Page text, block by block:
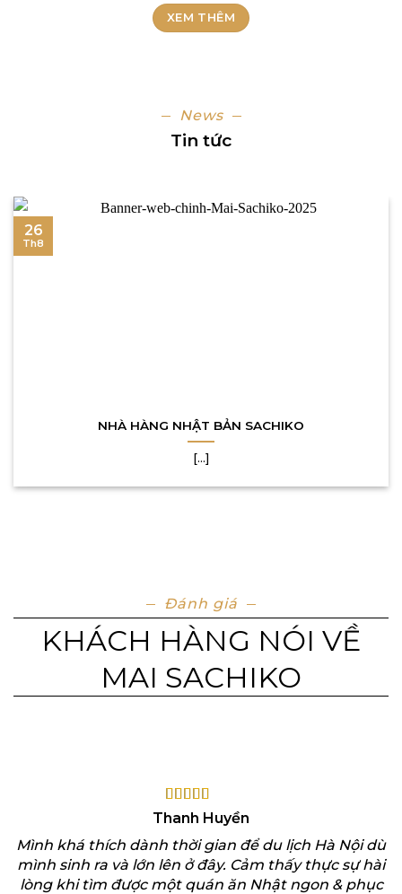
XEM THÊM
News
Tin tức
NHÀ HÀNG NHẬT BẢN SACHIKO
[...]
26
Th8
Đánh giá
KHÁCH HÀNG NÓI VỀ
MAI SACHIKO
Thanh Huyền
Mình khá thích dành thời gian để du lịch Hà Nội dù
mình sinh ra và lớn lên ở đây. Cảm thấy thực sự hài
lòng khi tìm được một quán ăn Nhật ngon & phục